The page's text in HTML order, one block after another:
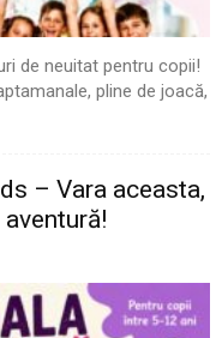
de neuitat pentru copii!
pline de joacă,
– Vara aceasta,